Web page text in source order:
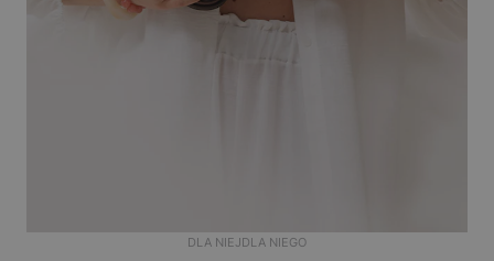
DLA NIEJDLA NIEGO